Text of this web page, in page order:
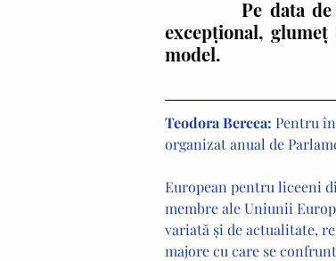
excepţional,
model.
Teodora Bercea: Pentru
organizat anual de
European pentru liceeni
membre ale Uniunii
variată şi de actualitate,
majore cu care se